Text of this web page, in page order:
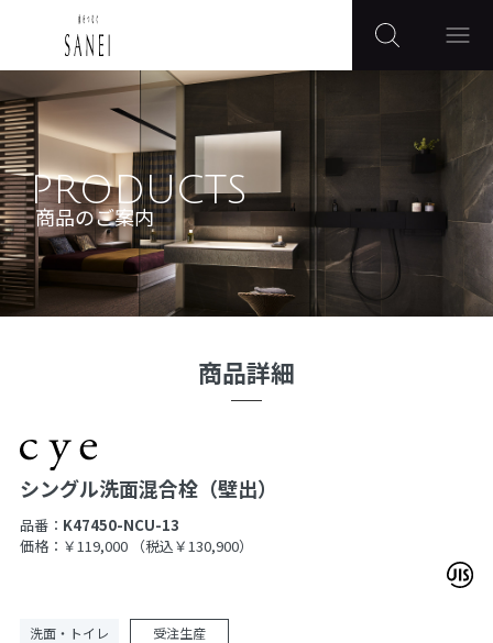
PRODUCTS
商品のご案内
商品詳細
シングル洗面混合栓（壁出）
品番： K47450-NCU-13
価格：￥119,000
（税込￥130,900）
洗面・トイレ 受注生産